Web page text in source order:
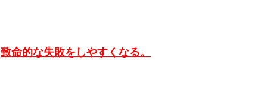
致命的な失敗をしやすくなる。